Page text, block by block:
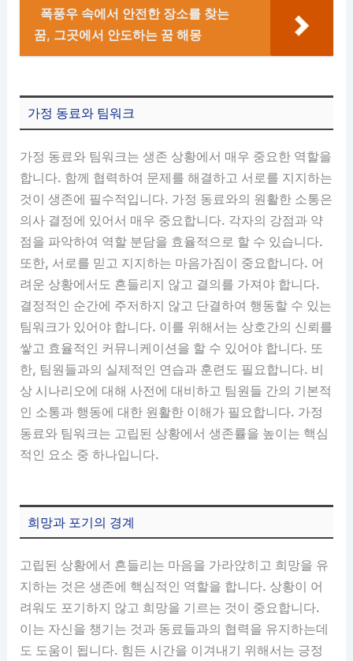
폭풍우 속에서 안전한 장소를 찾는
꿈, 그곳에서 안도하는 꿈 해몽
가정 동료와 팀워크
가정 동료와 팀워크는 생존 상황에서 매우 중요한 역할을
합니다. 함께 협력하여 문제를 해결하고 서로를 지지하는
것이 생존에 필수적입니다. 가정 동료와의 원활한 소통은
의사 결정에 있어서 매우 중요합니다. 각자의 강점과 약
점을 파악하여 역할 분담을 효율적으로 할 수 있습니다.
또한, 서로를 믿고 지지하는 마음가짐이 중요합니다. 어
려운 상황에서도 흔들리지 않고 결의를 가져야 합니다.
결정적인 순간에 주저하지 않고 단결하여 행동할 수 있는
팀워크가 있어야 합니다. 이를 위해서는 상호간의 신뢰를
쌓고 효율적인 커뮤니케이션을 할 수 있어야 합니다. 또
한, 팀원들과의 실제적인 연습과 훈련도 필요합니다. 비
상 시나리오에 대해 사전에 대비하고 팀원들 간의 기본적
인 소통과 행동에 대한 원활한 이해가 필요합니다. 가정
동료와 팀워크는 고립된 상황에서 생존률을 높이는 핵심
적인 요소 중 하나입니다.
희망과 포기의 경계
고립된 상황에서 흔들리는 마음을 가라앉히고 희망을 유
지하는 것은 생존에 핵심적인 역할을 합니다. 상황이 어
려워도 포기하지 않고 희망을 기르는 것이 중요합니다.
이는 자신을 챙기는 것과 동료들과의 협력을 유지하는데
도 도움이 됩니다. 힘든 시간을 이겨내기 위해서는 긍정